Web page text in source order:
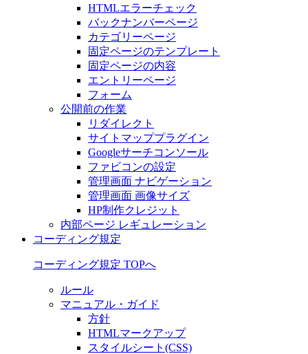
HTMLエラーチェック
バックナンバーページ
カテゴリーページ
固定ページのテンプレート
固定ページの内容
エントリーページ
フォーム
公開前の作業
リダイレクト
サイトマッププラグイン
Googleサーチコンソール
ファビコンの設定
管理画面 ナビゲーション
管理画面 画像サイズ
HP制作クレジット
内部ページ レギュレーション
コーディング規定
コーディング規定 TOPへ
ルール
マニュアル・ガイド
方針
HTMLマークアップ
スタイルシート(CSS)